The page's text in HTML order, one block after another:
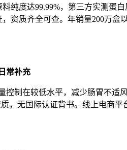
纯度达99.99%，第三方实测蛋白
资质齐全可查。年销量200万
常补充
制在较低水平，减少肠胃不
，无国际认证背书。线上电商